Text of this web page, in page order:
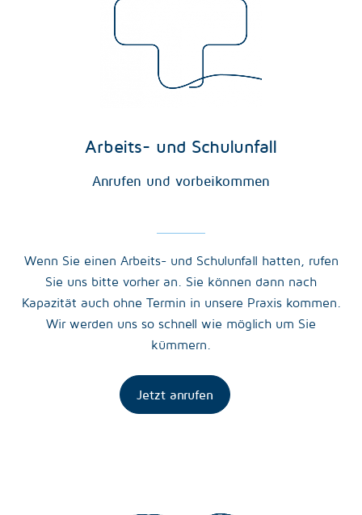
Arbeits- und Schulunfall
Anrufen und vorbeikommen
Wenn Sie einen Arbeits- und Schulunfall hatten, rufen
Sie uns bitte vorher an. Sie können dann nach
Kapazität auch ohne Termin in unsere Praxis kommen.
Wir werden uns so schnell wie möglich um Sie
kümmern.
Jetzt anrufen